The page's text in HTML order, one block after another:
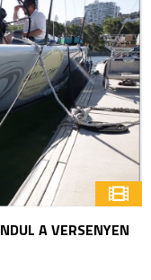
A VERSENYEN